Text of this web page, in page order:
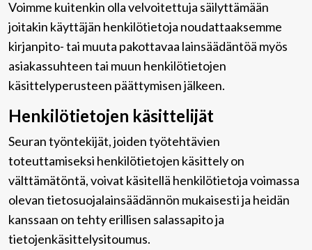
Voimme kuitenkin olla velvoitettuja säilyttämään
joitakin käyttäjän henkilötietoja noudattaaksemme
kirjanpito- tai muuta pakottavaa lainsäädäntöä myös
asiakassuhteen tai muun henkilötietojen
käsittelyperusteen päättymisen jälkeen.
Henkilötietojen käsittelijät
Seuran työntekijät, joiden työtehtävien
toteuttamiseksi henkilötietojen käsittely on
välttämätöntä, voivat käsitellä henkilötietoja voimassa
olevan tietosuojalainsäädännön mukaisesti ja heidän
kanssaan on tehty erillisen salassapito ja
tietojenkäsittelysitoumus.